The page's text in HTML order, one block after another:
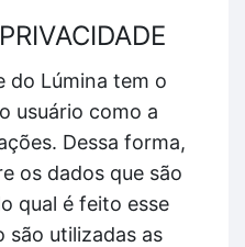
do Lúmina tem o
usuário como a
Dessa forma,
os dados que são
qual é feito esse
são utilizadas as